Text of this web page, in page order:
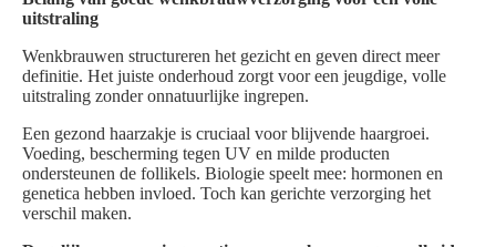
uitstraling
Wenkbrauwen structureren het gezicht en geven direct meer
definitie. Het juiste onderhoud zorgt voor een jeugdige, volle
uitstraling zonder onnatuurlijke ingrepen.
Een gezond haarzakje is cruciaal voor blijvende haargroei.
Voeding, bescherming tegen UV en milde producten
ondersteunen de follikels. Biologie speelt mee: hormonen en
genetica hebben invloed. Toch kan gerichte verzorging het
verschil maken.